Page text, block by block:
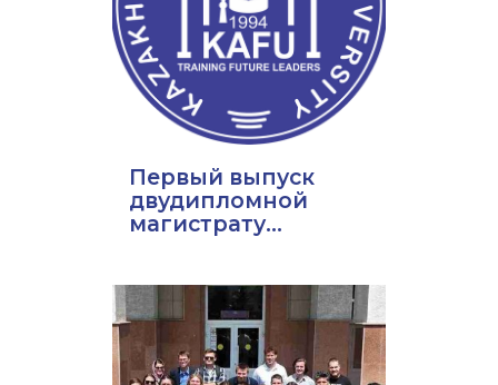
Первый выпуск
двудипломной
магистрату...